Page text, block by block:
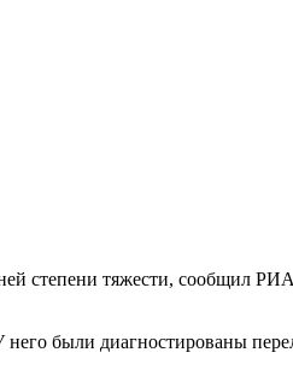
степени тяжести, сообщил РИА
были диагностированы